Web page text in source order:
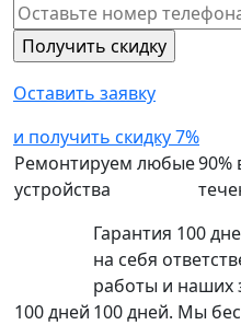
Оставить заявку
и получить скидку 7%
Ремонтируем любые
устройства
90%
100 дней
Гарантия 100
на себя
работы и наших
100 дней. Мы